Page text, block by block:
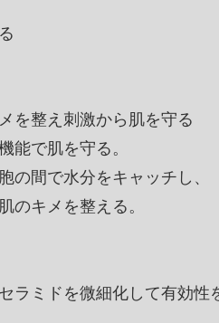
を整え刺激から肌を守る
能で肌を守る。
の間で水分をキャッチし、
のキメを整える。
ラミドを微細化して有効性